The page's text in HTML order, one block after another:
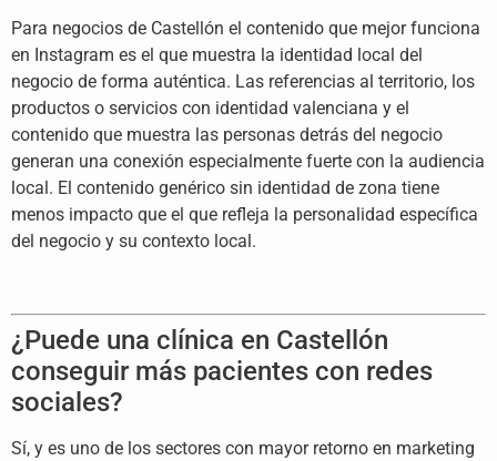
Para negocios de Castellón el contenido que mejor funciona
en Instagram es el que muestra la identidad local del
negocio de forma auténtica. Las referencias al territorio, los
productos o servicios con identidad valenciana y el
contenido que muestra las personas detrás del negocio
generan una conexión especialmente fuerte con la audiencia
local. El contenido genérico sin identidad de zona tiene
menos impacto que el que refleja la personalidad específica
del negocio y su contexto local.
¿Puede una clínica en Castellón
conseguir más pacientes con redes
sociales?
Sí, y es uno de los sectores con mayor retorno en marketing